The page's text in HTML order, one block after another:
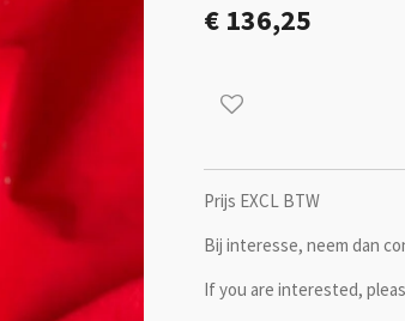
€ 136,25
Prijs EXCL BTW
Bij interesse, neem dan
If you are interested,